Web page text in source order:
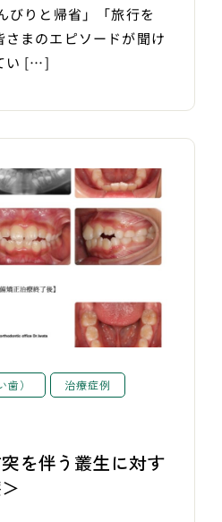
びりと帰省」「旅行を
まのエピソードが聞け
い […]
） 治療症例
を伴う叢生に対す